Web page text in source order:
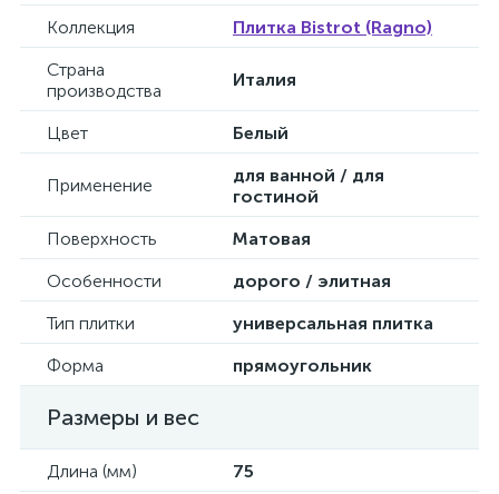
Коллекция
Плитка Bistrot (Ragno)
Страна
производства
Италия
Цвет Белый
Применение
для ванной / для
гостиной
Поверхность
Матовая
Особенности
дорого / элитная
Тип плитки
универсальная плитка
Форма
прямоугольник
Размеры и вес
Длина (мм) 75